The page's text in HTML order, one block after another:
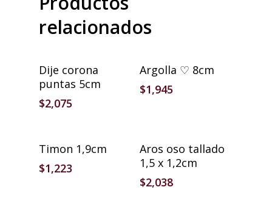
relacionados
Dije corona
puntas 5cm
$2,075
Añadir Al Carrito
Argolla ♡ 8cm
$1,945
Timon 1,9cm
$1,223
Añadir Al Carrito
Aros oso tallado
1,5 x 1,2cm
$2,038